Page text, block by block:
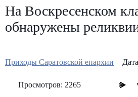
На Воскресенском
обнаружены
Приходы Саратовской епархии
Просмотров: 2265